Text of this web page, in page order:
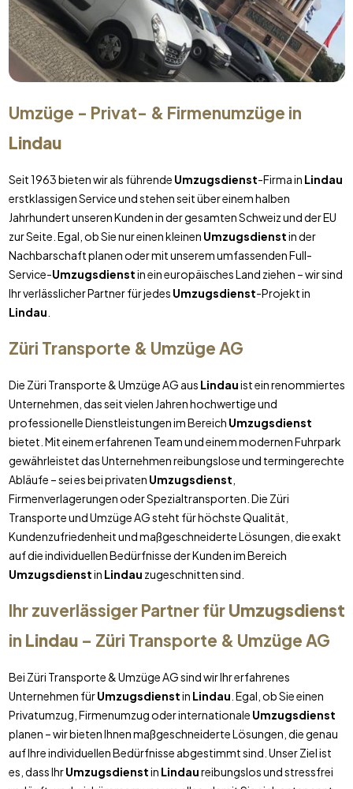
Umzüge - Privat- & Firmenumzüge in
Lindau
Seit 1963 bieten wir als führende Umzugsdienst-Firma in Lindau
erstklassigen Service und stehen seit über einem halben
Jahrhundert unseren Kunden in der gesamten Schweiz und der EU
zur Seite. Egal, ob Sie nur einen kleinen Umzugsdienstin der
Nachbarschaft planen oder mit unserem umfassenden Full-
Service-Umzugsdienstin ein europäisches Land ziehen – wir sind
Ihr verlässlicher Partner für jedes Umzugsdienst-Projekt in
Lindau
Züri Transporte & Umzüge AG
Die Züri Transporte & Umzüge AG aus Lindauist ein renommiertes
Unternehmen, das seit vielen Jahren hochwertige und
professionelle Dienstleistungen im Bereich Umzugsdienst
bietet. Mit einem erfahrenen Team und einem modernen Fuhrpark
gewährleistet das Unternehmen reibungslose und termingerechte
Abläufe – sei es bei privaten Umzugsdienst
Firmenverlagerungen oder Spezialtransporten. Die Züri
Transporte und Umzüge AG steht für höchste Qualität,
Kundenzufriedenheit und maßgeschneiderte Lösungen, die exakt
auf die individuellen Bedürfnisse der Kunden im Bereich
Umzugsdienstin Lindau zugeschnitten sind.
Ihr zuverlässiger Partner fürUmzugsdienst
in Lindau– Züri Transporte & Umzüge AG
Bei Züri Transporte & Umzüge AG sind wir Ihr erfahrenes
Unternehmen fürUmzugsdienstin Lindau . Egal, ob Sie einen
Privatumzug, Firmenumzug oder internationale Umzugsdienst
planen – wir bieten Ihnen maßgeschneiderte Lösungen, die genau
auf Ihre individuellen Bedürfnisse abgestimmt sind. Unser Ziel ist
es, dass IhrUmzugsdienstin Lindaureibungslos und stressfrei